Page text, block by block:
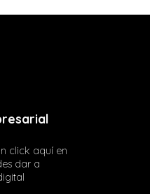
click aquí en
dar a